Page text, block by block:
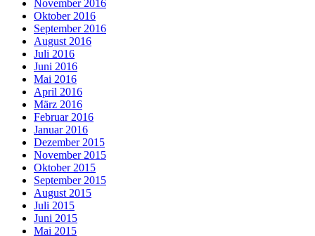
November 2016
Oktober 2016
September 2016
August 2016
Juli 2016
Juni 2016
Mai 2016
April 2016
März 2016
Februar 2016
Januar 2016
Dezember 2015
November 2015
Oktober 2015
September 2015
August 2015
Juli 2015
Juni 2015
Mai 2015